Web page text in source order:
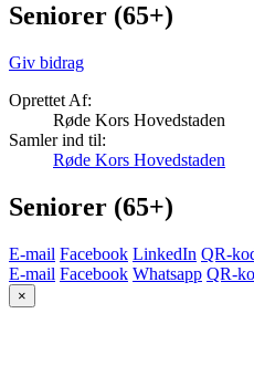
Seniorer (65+)
Giv bidrag
Oprettet Af:
Røde Kors Hovedstaden
Samler ind til:
Røde Kors Hovedstaden
Seniorer (65+)
E-mail Facebook LinkedIn QR-
E-mail Facebook Whatsapp QR-
×